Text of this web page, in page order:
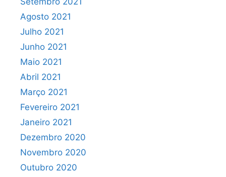
Agosto 2021
Julho 2021
Junho 2021
Maio 2021
Abril 2021
Março 2021
Fevereiro 2021
Janeiro 2021
Dezembro 2020
Novembro 2020
Outubro 2020